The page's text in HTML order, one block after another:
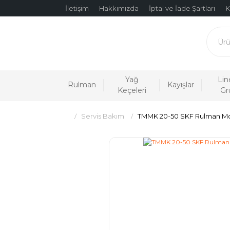
İletişim Hakkımızda İptal ve İade Şartları
Rulman
Yağ
Keçeleri
Kayışlar
Servis Bakım TMMK 20-50 SKF Rulman